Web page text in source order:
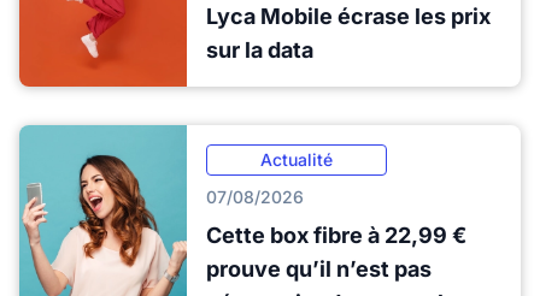
Lyca Mobile écrase les prix
sur la data
Actualité
07/08/2026
Cette box fibre à 22,99 €
prouve qu’il n’est pas